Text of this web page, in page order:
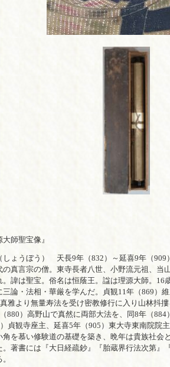
大師聖宝像』
うぼう） 天長9年（832）～延喜9年（909
宗の僧。東寺長者八世、小野流元祖、当山
聖宝。俗名は恒蔭王。諡は理源大師。16歳
三論・法相・華厳を学んだ。貞観11年（869）
り無量寿法を受け密教修行に入り山林抖摟
）高野山で真然に両部大法を、同8年（884
寺座主、延喜5年（905）東大寺東南院院主
い修験道の基礎を築き、晩年は貴族社会と
には『大日経疏鈔』『胎蔵界行法次第』『